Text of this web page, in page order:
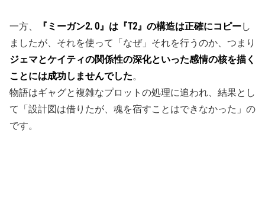
一方、 『ミーガン2.0』は『T2』の構造は正確にコピーし
ましたが、それを使って「なぜ」それを行うのか、つまり
ジェマとケイティの関係性の深化といった感情の核を描く
ことには成功しませんでした。
物語はギャグと複雑なプロットの処理に追われ、結果とし
て「設計図は借りたが、魂を宿すことはできなかった」の
です。